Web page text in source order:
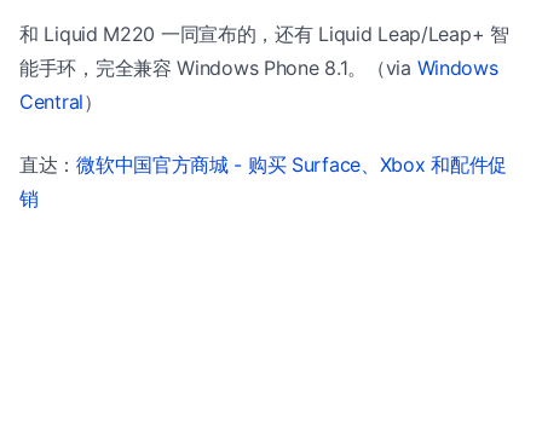
和 Liquid M220 一同宣布的，还有 Liquid Leap/Leap+ 智
能手环，完全兼容 Windows Phone 8.1。（via Windows
Central）
直达：微软中国官方商城 - 购买 Surface、Xbox 和配件促
销